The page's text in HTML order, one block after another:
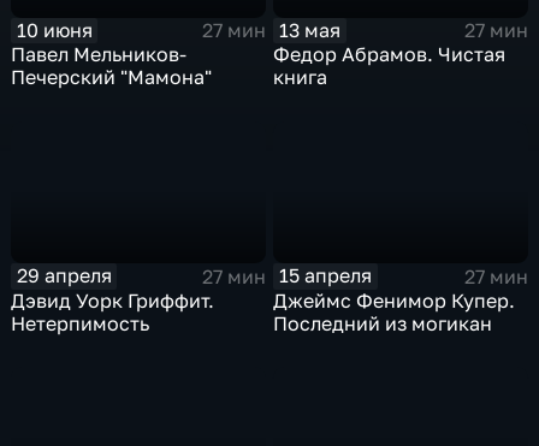
10 июня
27 мин
Павел Мельников-
Печерский "Мамона"
13 мая
27 мин
Федор Абрамов. Чистая
книга
29 апреля
27 мин
Дэвид Уорк Гриффит.
Нетерпимость
15 апреля
27 мин
Джеймс Фенимор Купер.
Последний из могикан